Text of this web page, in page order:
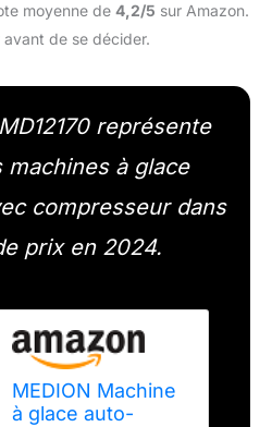
moyenne de 4,2/5 sur Amazon.
avant de se décider.
représente
machines à glace
compresseur dans
prix en 2024.
MEDION Machine
à glace auto-